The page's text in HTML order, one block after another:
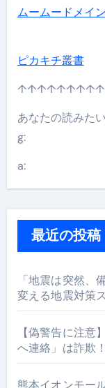
ムームードメイン
ピカキチ叢書
あなたの読みた
g:
a:
最近の投稿
「地震は突然、
変える地震対策
【偽警告に注
へ連絡」は詐欺
熊本イオンモー